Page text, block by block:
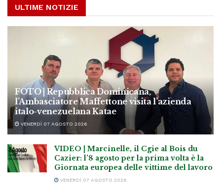
ULTIME NOTIZIE
FOTO | Repubblica Dominicana,
l’Ambasciatore Maffettone visita l’azienda
italo-venezuelana Katae
VENERDÌ 07 AGOSTO 2026
VIDEO | Marcinelle, il Cgie al Bois du
Cazier: l’8 agosto per la prima volta è la
Giornata europea delle vittime del lavoro
VENERDÌ 07 AGOSTO 2026